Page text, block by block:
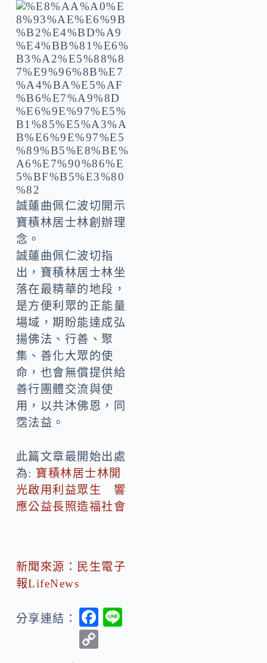
誠蓮曲佩仁波切開示
寶積林居士林創辦理
念。
誠蓮曲佩仁波切指
出，寶積林居士林坐
落在最精華的地段，
是方便利眾的正能量
場域，期盼能達成弘
揚佛法、行善、聚
集、善化大眾的使
命，也會無償提供給
善行團體交流與使
用，以共沐佛恩，同
霑法益。
此篇文章最開始出處
為: 寶積林居士林開
光啟用利益眾生 響
應公益長照造福社會
新聞來源：民生電子
報LifeNews
分享連結：
F